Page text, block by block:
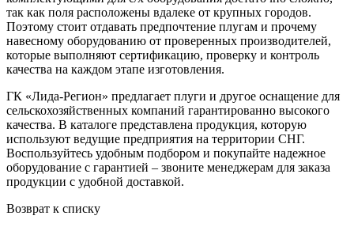
так как поля расположены вдалеке от крупных городов.
Поэтому стоит отдавать предпочтение плугам и прочему
навесному оборудованию от проверенных производителей,
которые выполняют сертификацию, проверку и контроль
качества на каждом этапе изготовления.
ГК «Лида-Регион» предлагает плуги и другое оснащение для
сельскохозяйственных компаний гарантированно высокого
качества. В каталоге представлена продукция, которую
используют ведущие предприятия на территории СНГ.
Воспользуйтесь удобным подбором и покупайте надежное
оборудование с гарантией – звоните менеджерам для заказа
продукции с удобной доставкой.
Возврат к списку